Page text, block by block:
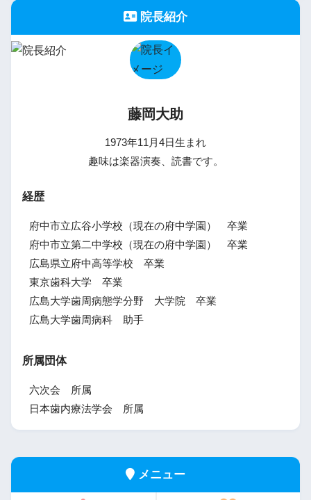
院長紹介
藤岡大助
1973年11月4日生まれ
趣味は楽器演奏、読書です。
経歴
府中市立広谷小学校（現在の府中学園） 卒業
府中市立第二中学校（現在の府中学園） 卒業
広島県立府中高等学校 卒業
東京歯科大学 卒業
広島大学歯周病態学分野 大学院 卒業
広島大学歯周病科 助手
所属団体
六次会 所属
日本歯内療法学会 所属
メニュー